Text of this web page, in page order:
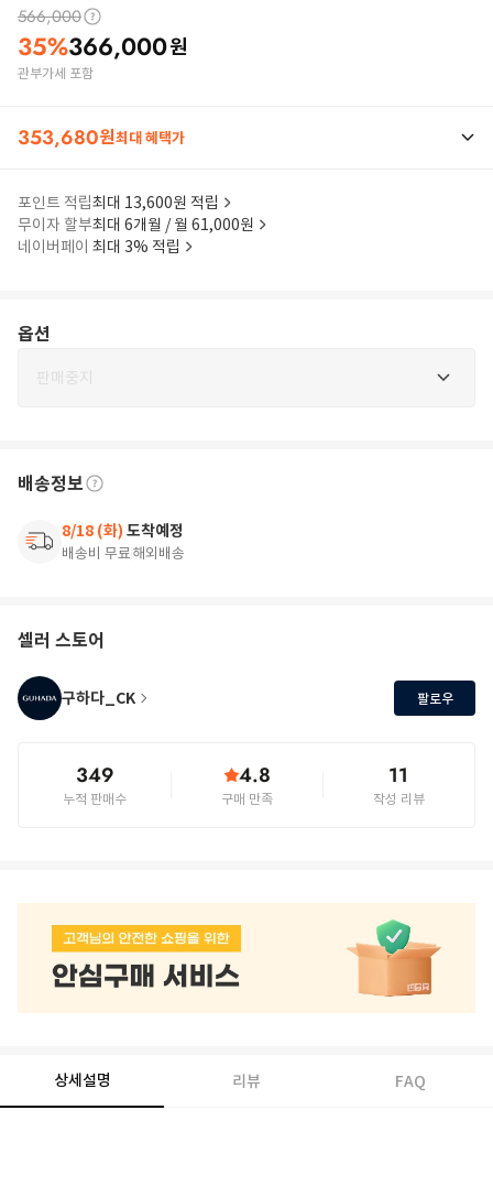
566,000
35%366,000원
관부가세 포함
353,680원최대 혜택가
포인트 적립최대 13,600원 적립
무이자 할부최대 6개월 / 월 61,000원
네이버페이 최대 3% 적립
옵션
판매중지
배송정보
8/18 (화) 도착예정
배송비 무료해외배송
셀러 스토어
구하다_CK 팔로우
349
누적 판매수
4.8
구매 만족
11
작성 리뷰
상세설명 리뷰 FAQ